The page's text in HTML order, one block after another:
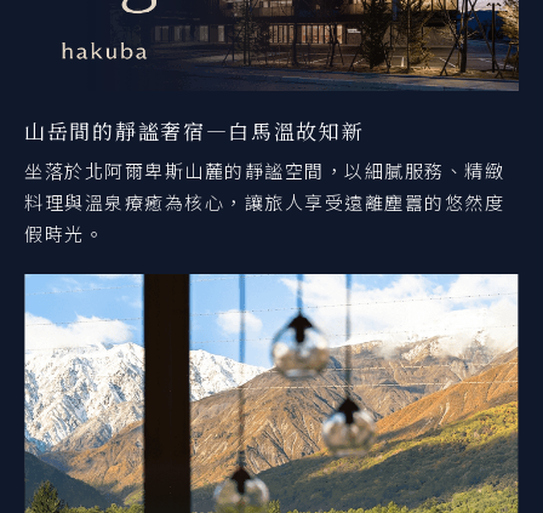
山岳間的靜謐奢宿—白馬溫故知新
坐落於北阿爾卑斯山麓的靜謐空間，以細膩服務、精緻
料理與溫泉療癒為核心，讓旅人享受遠離塵囂的悠然度
假時光。